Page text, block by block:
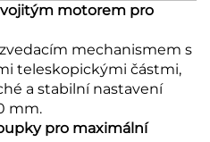
motorem pro
mechanismem s
teleskopickými částmi,
a stabilní nastavení
mm.
pro maximální